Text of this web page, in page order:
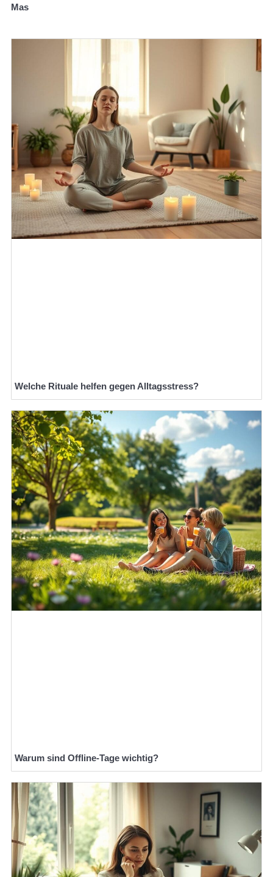
Mas
Welche Rituale helfen gegen Alltagsstress?
Warum sind Offline-Tage wichtig?